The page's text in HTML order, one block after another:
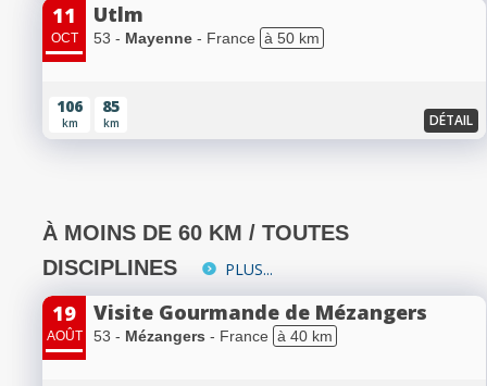
11
OCT
Utlm
53 - Mayenne - France à 50 km
106
km
85
km DÉTAIL
À MOINS DE 60 KM / TOUTES
DISCIPLINES
PLUS...
19
AOÛT
Visite Gourmande de Mézangers
53 - Mézangers - France à 40 km